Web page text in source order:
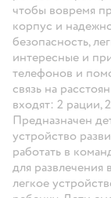
чтобы вовремя
корпус и
безопасность,
интересные и
телефонов и
связь на
входят: 2 рации,
Предназначен
устройство
работать в
для
легкое